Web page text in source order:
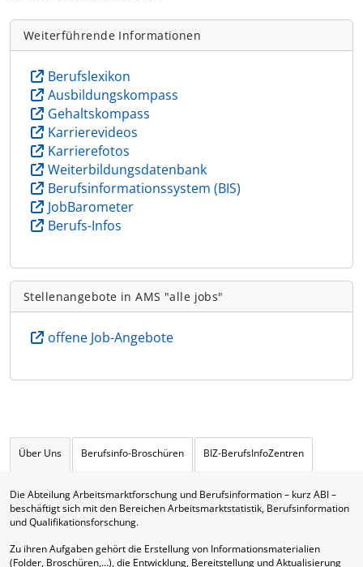
Weiterführende Informationen
Berufslexikon
Ausbildungskompass
Gehaltskompass
Karrierevideos
Karrierefotos
Weiterbildungsdatenbank
Berufsinformationssystem (BIS)
JobBarometer
Berufs-Infos
Stellenangebote in AMS "alle jobs"
offene Job-Angebote
Über Uns Berufsinfo-Broschüren BIZ-BerufsInfoZentren
Die Abteilung Arbeitsmarktforschung und Berufsinformation – kurz ABI –
beschäftigt sich mit den Bereichen Arbeitsmarktstatistik, Berufsinformation
und Qualifikationsforschung.
Zu ihren Aufgaben gehört die Erstellung von Informationsmaterialien
(Folder, Broschüren,…), die Entwicklung, Bereitstellung und Aktualisierung